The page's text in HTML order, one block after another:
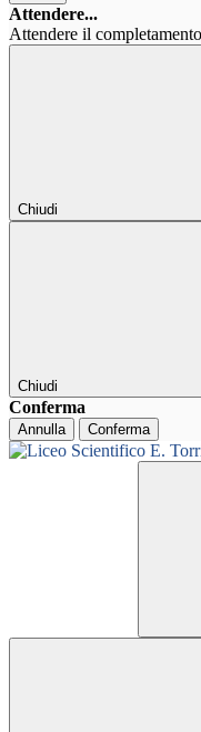
Attendere...
Attendere il
Chiudi
Chiudi
Conferma
Annulla Conferma